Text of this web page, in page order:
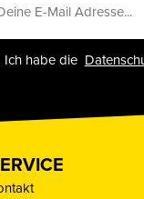
Ich habe die